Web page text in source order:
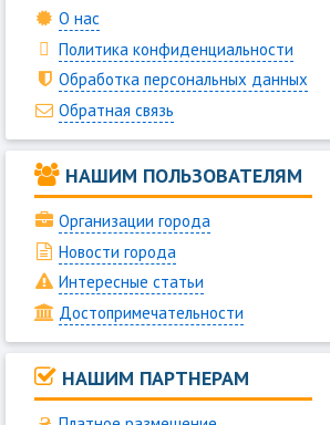
О нас
Политика конфиденциальности
Обработка персональных данных
Обратная связь
НАШИМ ПОЛЬЗОВАТЕЛЯМ
Организации города
Новости города
Интересные статьи
Достопримечательности
НАШИМ ПАРТНЕРАМ